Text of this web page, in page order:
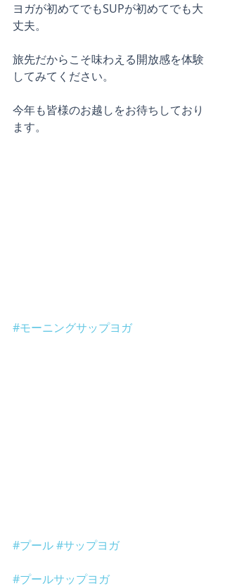
ヨガが初めてでもSUPが初めてでも大
丈夫。
旅先だからこそ味わえる開放感を体験
してみてください。
今年も皆様のお越しをお待ちしており
ます。
#モーニングサップヨガ
#プール#サップヨガ
#プールサップヨガ